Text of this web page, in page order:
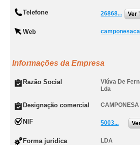
Telefone 26868... Ver
Web
Informações da Empresa
Razão Social
Viúva De
Lda
Designação comercial
NIF 5003...
Forma jurídica LDA